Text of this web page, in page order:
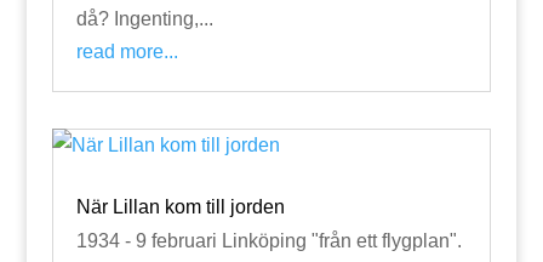
då? Ingenting,...
read more...
När Lillan kom till jorden
1934 - 9 februari Linköping "från ett flygplan".